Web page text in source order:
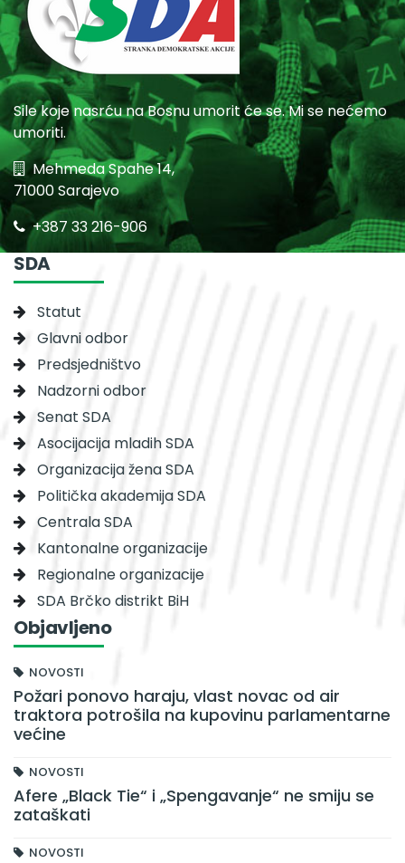
Sile koje nasrću na Bosnu umorit će se. Mi se nećemo
umoriti.
Mehmeda Spahe 14,
71000 Sarajevo
+387 33 216-906
SDA
Statut
Glavni odbor
Predsjedništvo
Nadzorni odbor
Senat SDA
Asocijacija mladih SDA
Organizacija žena SDA
Politička akademija SDA
Centrala SDA
Kantonalne organizacije
Regionalne organizacije
SDA Brčko distrikt BiH
Objavljeno
NOVOSTI
Požari ponovo haraju, vlast novac od air
traktora potrošila na kupovinu parlamentarne
većine
NOVOSTI
Afere „Black Tie“ i „Spengavanje“ ne smiju se
zataškati
NOVOSTI